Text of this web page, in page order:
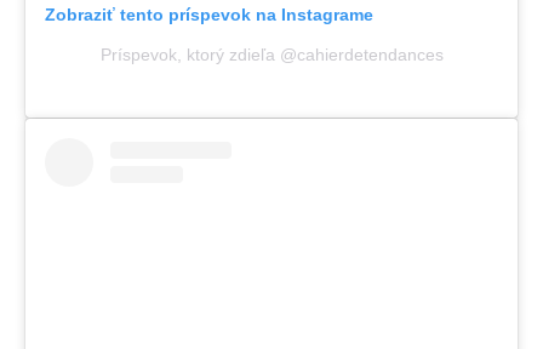
Zobraziť tento príspevok na Instagrame
Príspevok, ktorý zdieľa @cahierdetendances